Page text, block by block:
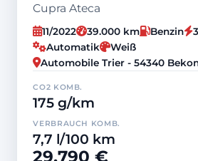
Cupra Ateca
11/2022 39.000 km Benzin
Automatik
Weiß
Automobile Trier - 54340
CO2 KOMB.
175 g/km
VERBRAUCH KOMB.
7,7 l/100 km
29.790 €